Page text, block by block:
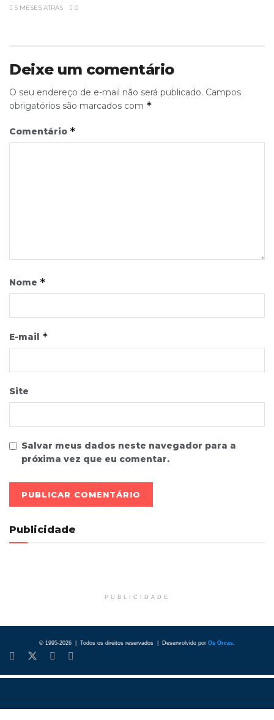
5 MESES ATRÁS 0
Deixe um comentário
O seu endereço de e-mail não será publicado. Campos
obrigatórios são marcados com *
Comentário *
Nome *
E-mail *
Site
Salvar meus dados neste navegador para a
próxima vez que eu comentar.
Publicidade
PUBLICIDADE
© 1995-2026 | Todos os direitos reservados | Desenvolvido por Os Orcas